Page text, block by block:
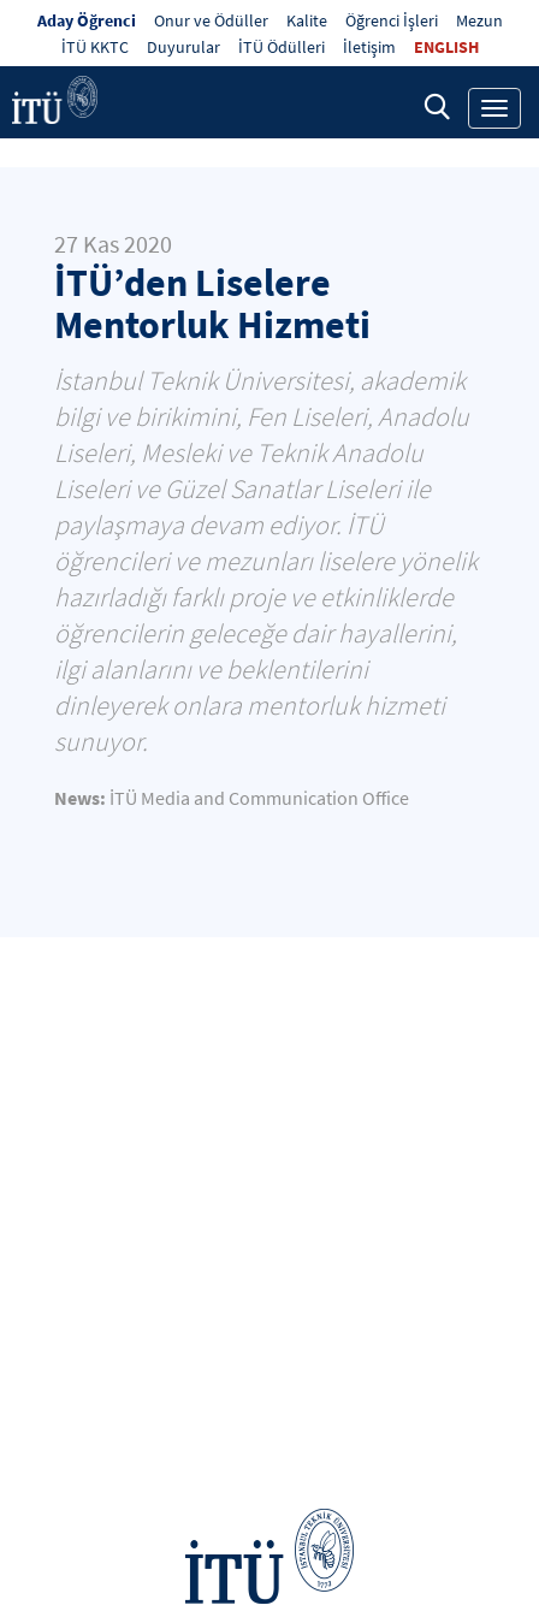
Aday Öğrenci Onur ve Ödüller Kalite Öğrenci İşleri
Mezun
İTÜ KKTC
Duyurular İTÜ Ödülleri İletişim ENGLISH
27 Kas 2020
İTÜ’den Liselere
Mentorluk Hizmeti
İstanbul Teknik Üniversitesi, akademik
bilgi ve birikimini, Fen Liseleri, Anadolu
Liseleri, Mesleki ve Teknik Anadolu
Liseleri ve Güzel Sanatlar Liseleri ile
paylaşmaya devam ediyor. İTÜ
öğrencileri ve mezunları liselere yönelik
hazırladığı farklı proje ve etkinliklerde
öğrencilerin geleceğe dair hayallerini,
ilgi alanlarını ve beklentilerini
dinleyerek onlara mentorluk hizmeti
sunuyor.
News: İTÜ Media and Communication Office